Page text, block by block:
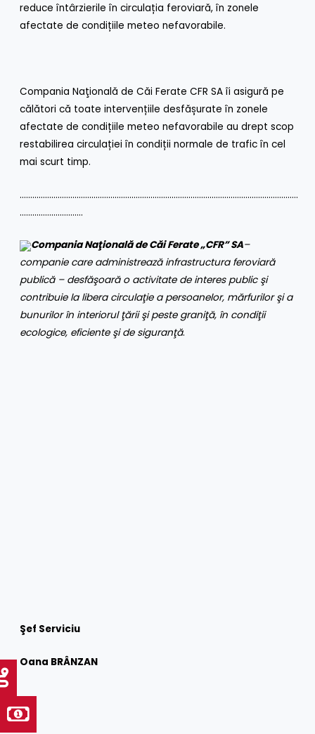
reduce întârzierile în circulația feroviară, în zonele
afectate de condițiile meteo nefavorabile.
Compania Naţională de Căi Ferate CFR SA îi asigură pe
călători că toate intervențiile desfășurate în zonele
afectate de condițiile meteo nefavorabile au drept scop
restabilirea circulației în condiții normale de trafic în cel
mai scurt timp.
……………………………………………………………………………………………………………………
…………………………
Compania Naţională de Căi Ferate „CFR” SA–
companie care administrează infrastructura feroviară
publică – desfăşoară o activitate de interes public şi
contribuie la libera circulaţie a persoanelor, mărfurilor şi a
bunurilor în interiorul ţării şi peste graniţă, în condiţii
ecologice, eficiente şi de siguranţă.
Şef Serviciu
Oana BRÂNZAN